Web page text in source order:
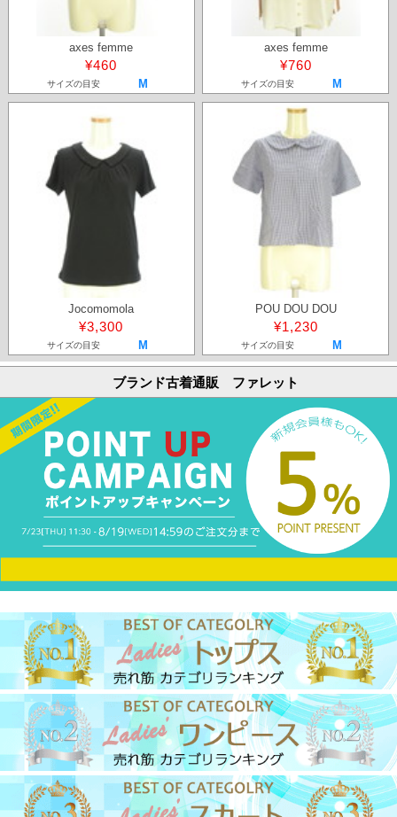
axes femme
¥460
サイズの目安 M
axes femme
¥760
サイズの目安 M
Jocomomola
¥3,300
サイズの目安 M
POU DOU DOU
¥1,230
サイズの目安 M
ブランド古着通販 ファレット